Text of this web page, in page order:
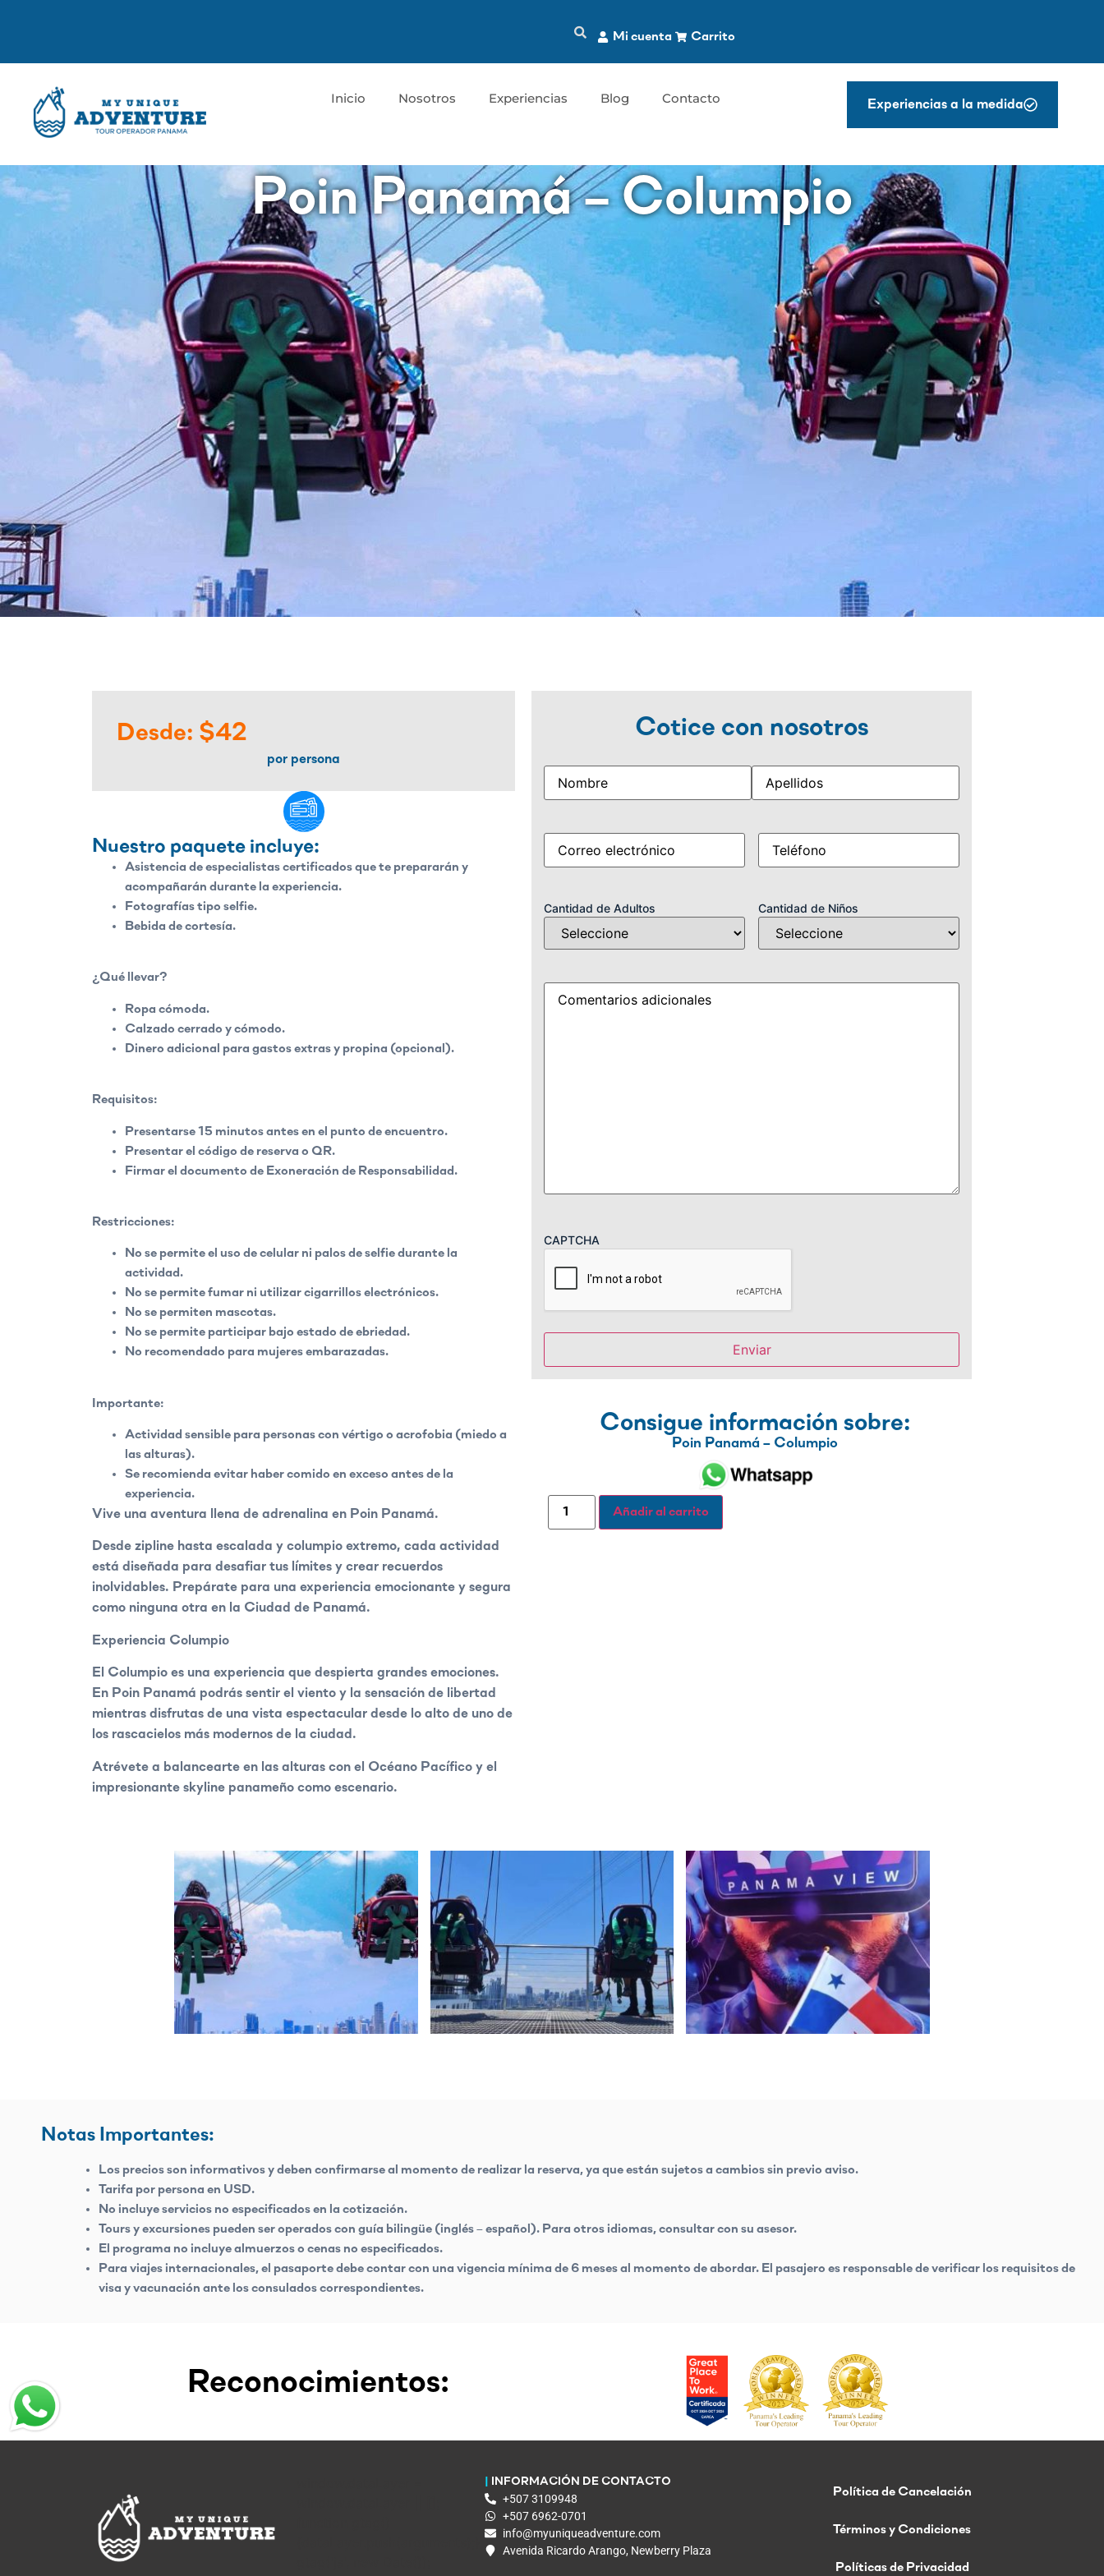
Mi cuenta Carrito
Inicio Nosotros Experiencias Blog Contacto Experiencias a la medida
Poin Panamá – Columpio
Desde: $42
por persona
Nuestro paquete incluye:
Asistencia de especialistas certificados que te prepararán y
acompañarán durante la experiencia.
Fotografías tipo selfie.
Bebida de cortesía.
¿Qué llevar?
Ropa cómoda.
Calzado cerrado y cómodo.
Dinero adicional para gastos extras y propina (opcional).
Requisitos:
Presentarse 15 minutos antes en el punto de encuentro.
Presentar el código de reserva o QR.
Firmar el documento de Exoneración de Responsabilidad.
Restricciones:
No se permite el uso de celular ni palos de selfie durante la
actividad.
No se permite fumar ni utilizar cigarrillos electrónicos.
No se permiten mascotas.
No se permite participar bajo estado de ebriedad.
No recomendado para mujeres embarazadas.
Importante:
Actividad sensible para personas con vértigo o acrofobia (miedo a
las alturas).
Se recomienda evitar haber comido en exceso antes de la
experiencia.
Vive una aventura llena de adrenalina en Poin Panamá.
Desde zipline hasta escalada y columpio extremo, cada actividad
está diseñada para desafiar tus límites y crear recuerdos
inolvidables. Prepárate para una experiencia emocionante y segura
como ninguna otra en la Ciudad de Panamá.
Experiencia Columpio
El Columpio es una experiencia que despierta grandes emociones.
En Poin Panamá podrás sentir el viento y la sensación de libertad
mientras disfrutas de una vista espectacular desde lo alto de uno de
los rascacielos más modernos de la ciudad.
Atrévete a balancearte en las alturas con el Océano Pacífico y el
impresionante skyline panameño como escenario.
Cotice con nosotros
Name
Correo
electrónico
Móvil
Cantidad de Adultos Cantidad de Niños
Detalles
CAPTCHA
Consigue información sobre:
Poin Panamá – Columpio
Añadir al carrito
Notas Importantes:
Los precios son informativos y deben confirmarse al momento de realizar la reserva, ya que están sujetos a cambios sin previo aviso.
Tarifa por persona en USD.
No incluye servicios no especificados en la cotización.
Tours y excursiones pueden ser operados con guía bilingüe (inglés – español). Para otros idiomas, consultar con su asesor.
El programa no incluye almuerzos o cenas no especificados.
Para viajes internacionales, el pasaporte debe contar con una vigencia mínima de 6 meses al momento de abordar. El pasajero es responsable de verificar los requisitos de
visa y vacunación ante los consulados correspondientes.
Reconocimientos:
INFORMACIÓN DE CONTACTO
+507 3109948
+507 6962-0701
info@myuniqueadventure.com
Avenida Ricardo Arango, Newberry Plaza
Política de Cancelación
Términos y Condiciones
Políticas de Privacidad